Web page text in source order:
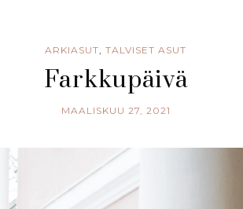
ARKIASUT,TALVISET ASUT
Farkkupäivä
MAALISKUU 27, 2021